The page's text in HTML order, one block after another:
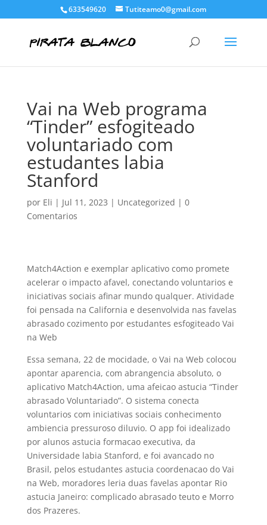
633549620 Tutiteamo0@gmail.com
Vai na Web programa
“Tinder” esfogiteado
voluntariado com
estudantes labia
Stanford
por Eli | Jul 11, 2023 | Uncategorized | 0
Comentarios
Match4Action e exemplar aplicativo como promete
acelerar o impacto afavel, conectando voluntarios e
iniciativas sociais afinar mundo qualquer. Atividade
foi pensada na California e desenvolvida nas favelas
abrasado cozimento por estudantes esfogiteado Vai
na Web
Essa semana, 22 de mocidade, o Vai na Web colocou
apontar aparencia, com abrangencia absoluto, o
aplicativo Match4Action, uma afeicao astucia “Tinder
abrasado Voluntariado”. O sistema conecta
voluntarios com iniciativas sociais conhecimento
ambiencia pressuroso diluvio. O app foi idealizado
por alunos astucia formacao executiva, da
Universidade labia Stanford, e foi avancado no
Brasil, pelos estudantes astucia coordenacao do Vai
na Web, moradores leria duas favelas apontar Rio
astucia Janeiro: complicado abrasado teuto e Morro
dos Prazeres.